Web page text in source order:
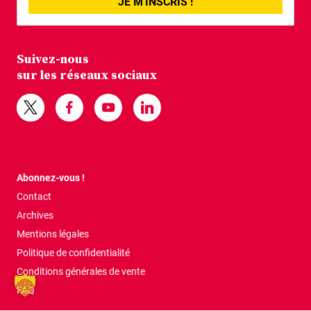
Suivez-nous
sur les réseaux sociaux
Abonnez-vous !
Contact
Archives
Mentions légales
Politique de confidentialité
Conditions générales de vente
FAQ